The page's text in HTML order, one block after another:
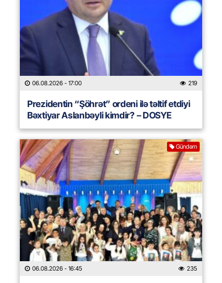
06.08.2026 - 17:00 219
Prezidentin “Şöhrət” ordeni ilə təltif etdiyi
Bəxtiyar Aslanbəyli kimdir? – DOSYE
Gündəm
06.08.2026 - 16:45 235